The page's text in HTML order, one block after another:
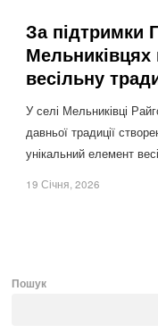
За підтримки
весільну
У селі Мельниківці
давньої традиції
унікальний елемент
19 Січня, 2026
Пошук